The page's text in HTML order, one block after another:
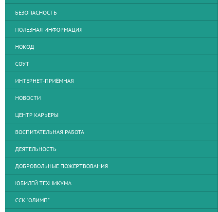
БЕЗОПАСНОСТЬ
ПОЛЕЗНАЯ ИНФОРМАЦИЯ
НОКОД
СОУТ
ИНТЕРНЕТ-ПРИЁМНАЯ
НОВОСТИ
ЦЕНТР КАРЬЕРЫ
ВОСПИТАТЕЛЬНАЯ РАБОТА
ДЕЯТЕЛЬНОСТЬ
ДОБРОВОЛЬНЫЕ ПОЖЕРТВОВАНИЯ
ЮБИЛЕЙ ТЕХНИКУМА
ССК "ОЛИМП"